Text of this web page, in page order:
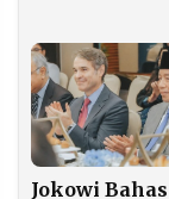
Ronald
Jokowi Bahas